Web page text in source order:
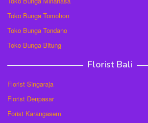
Toko Bunga Tomohon
Toko Bunga Tondano
Toko Bunga Bitung
Florist Bali
Florist Singaraja
Florist Denpasar
Forist Karangasem